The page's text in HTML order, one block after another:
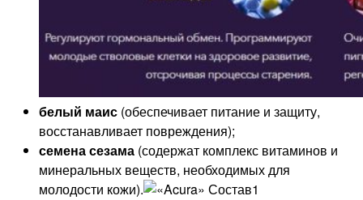
белый маис (обеспечивает питание и защиту,
восстанавливает повреждения);
семена сезама (содержат комплекс витаминов и
минеральных веществ, необходимых для
молодости кожи).